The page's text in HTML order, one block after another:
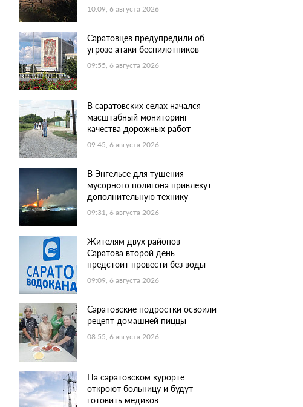
10:09, 6 августа 2026
Саратовцев предупредили об
угрозе атаки беспилотников
09:55, 6 августа 2026
В саратовских селах начался
масштабный мониторинг
качества дорожных работ
09:45, 6 августа 2026
В Энгельсе для тушения
мусорного полигона привлекут
дополнительную технику
09:31, 6 августа 2026
Жителям двух районов
Саратова второй день
предстоит провести без воды
09:09, 6 августа 2026
Саратовские подростки освоили
рецепт домашней пиццы
08:55, 6 августа 2026
На саратовском курорте
откроют больницу и будут
готовить медиков